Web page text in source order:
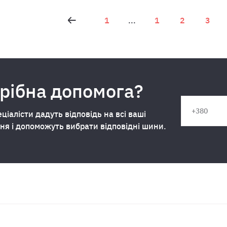
1 ... 1 2 3
допомога?
дадуть відповідь на всі ваші
і допоможуть вибрати відповідні шини.